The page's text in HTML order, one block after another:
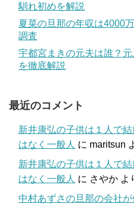
馴れ初めを解説
夏菜の旦那の年収は4000
調査
宇都宮まきの元夫は誰？
を徹底解説
最近のコメント
新井康弘の子供は１人で
はなく一般人 に maritsun
新井康弘の子供は１人で
はなく一般人 に さやか よ
中村あずさの旦那の会社